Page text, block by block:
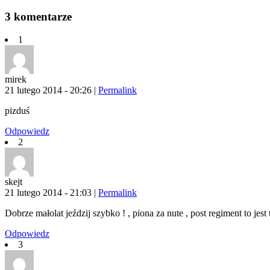
3 komentarze
1
mirek
21 lutego 2014 - 20:26 | Permalink
pizduś
Odpowiedz
2
skejt
21 lutego 2014 - 21:03 | Permalink
Dobrze małolat jeździj szybko ! , piona za nute , post regiment to jest
Odpowiedz
3